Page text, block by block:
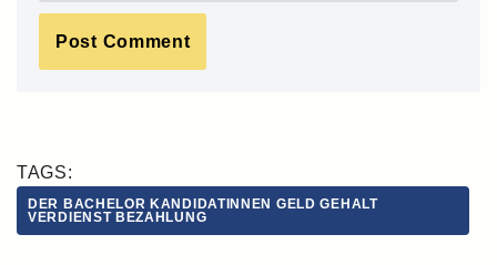
TAGS:
DER BACHELOR KANDIDATINNEN GELD GEHALT
VERDIENST BEZAHLUNG